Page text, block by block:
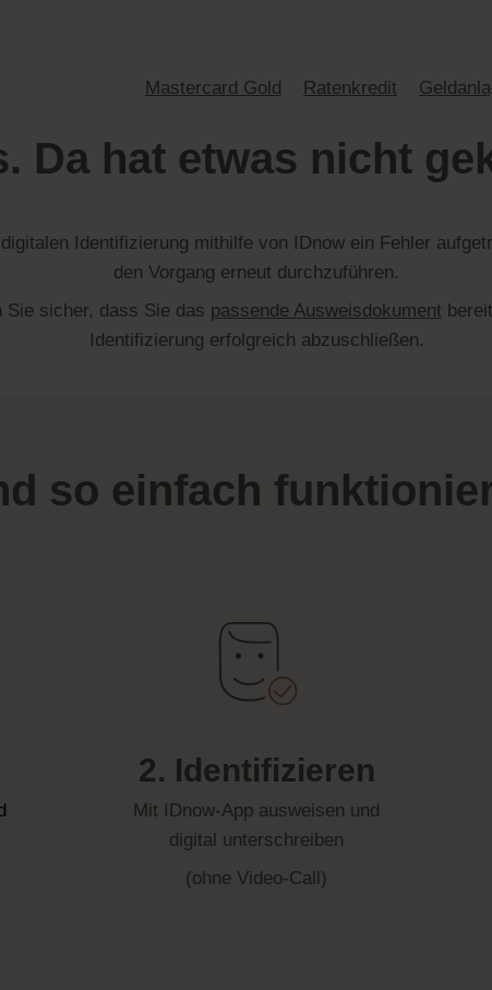
Mastercard Gold Ratenkredit
Da hat etwas nicht
Identifizierung mithilfe von IDnow ein Fehler
den Vorgang erneut durchzuführen.
Sie sicher, dass Sie das passende Ausweisdokument
Identifizierung erfolgreich abzuschließen.
so einfach
2. Identifizieren
Mit IDnow-App ausweisen und
digital unterschreiben
(ohne Video-Call)